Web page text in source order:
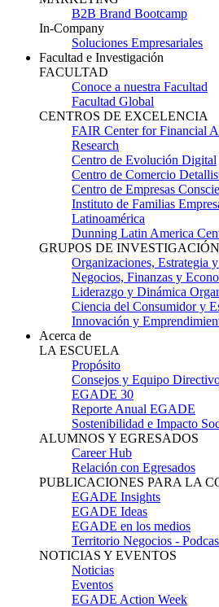
B2B Brand Bootcamp
In-Company
Soluciones Empresariales
Facultad e Investigación
FACULTAD
Conoce a nuestra Facultad
Facultad Global
CENTROS DE EXCELENCIA
FAIR Center for Financial
Research
Centro de Evolución Digital
Centro de Comercio
Centro de Empresas
Instituto de Familias
Latinoamérica
Dunning Latin America
GRUPOS DE INVESTIGACIÓN
Organizaciones, Estrategia
Negocios, Finanzas y
Liderazgo y Dinámica
Ciencia del Consumidor y
Innovación y
Acerca de
LA ESCUELA
Propósito
Consejos y Equipo
EGADE 30
Reporte Anual EGADE
Sostenibilidad e Impacto
ALUMNOS Y EGRESADOS
Career Hub
Relación con Egresados
PUBLICACIONES PARA LA
EGADE Insights
EGADE Ideas
EGADE en los medios
Territorio Negocios -
NOTICIAS Y EVENTOS
Noticias
Eventos
EGADE Action Week